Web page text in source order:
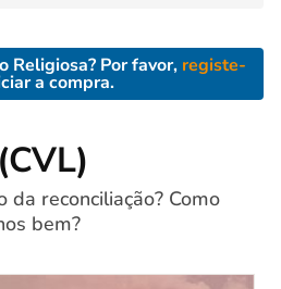
Religiosa? Por favor, registe-
a compra.
da reconciliação? Como
bem?